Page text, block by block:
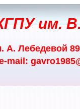
им.
А. Лебедевой
mail: